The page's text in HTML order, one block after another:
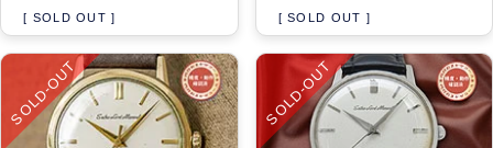
[ SOLD OUT ] [ SOLD OUT ]
SOLD-OUT SOLD-OUT